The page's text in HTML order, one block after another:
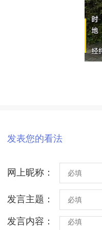
发表您的看法
网上昵称：
发言主题：
发言内容：